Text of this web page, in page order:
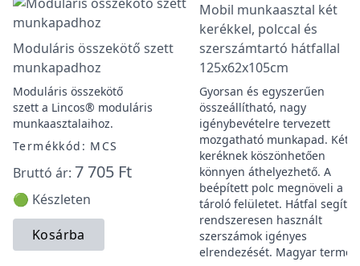
Moduláris összekötő szett
munkapadhoz
Moduláris összekötő
szett a Lincos® moduláris
munkaasztalaihoz.
Termékkód: MCS
Bruttó ár: 7 705 Ft
🟢 Készleten
Kosárba
Mobil munkaasztal két
kerékkel, polccal és
szerszámtartó hátfallal
125x62x105cm
Gyorsan és egyszerűen
összeállítható, nagy
igénybevételre tervezett
mozgatható munkapad. Két
keréknek köszönhetően
könnyen áthelyezhető. A
beépített polc megnöveli a
tároló felületet. Hátfal segíti a
rendszeresen használt
szerszámok igényes
elrendezését. Magyar termék!